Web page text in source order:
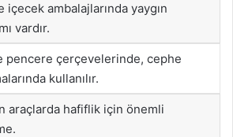
içecek ambalajlarında yaygın
vardır.
pencere çerçevelerinde, cephe
kullanılır.
araçlarda hafiflik için önemli